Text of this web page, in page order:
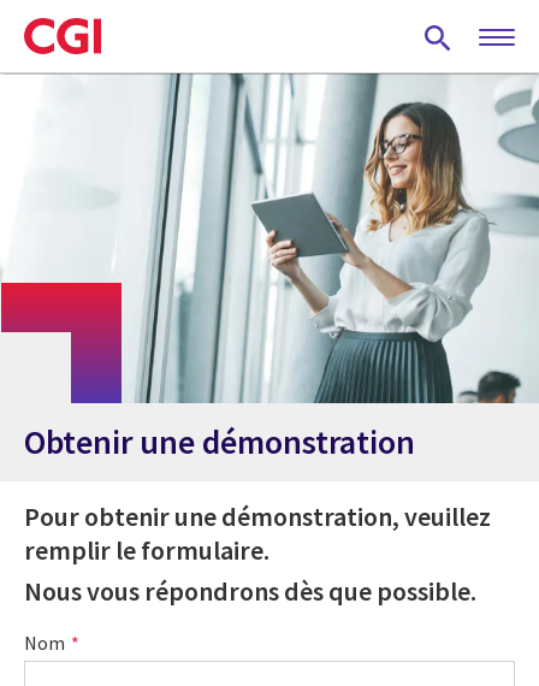
Skip
to
main
Obtenir une démonstration
Pour obtenir une démonstration, veuillez
remplir le formulaire.
Nous vous répondrons dès que possible.
Nom